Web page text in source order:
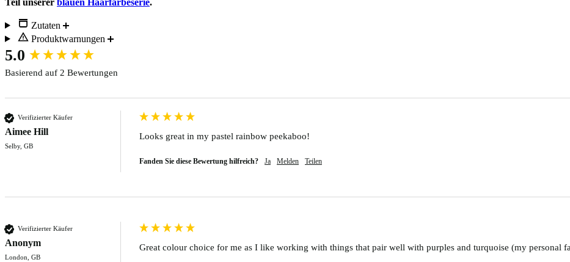
Zutaten
Produktwarnungen
5.0
Basierend auf 2 Bewertungen
Verifizierter Käufer
Aimee Hill
Selby, GB
Looks great in my pastel rainbow peekaboo!
Fanden Sie diese Bewertung hilfreich? Ja Melden Teilen
Verifizierter Käufer
Anonym
London, GB
Great colour choice for me as I like working with things that pair well with purples and turquoise (my personal
New content loaded